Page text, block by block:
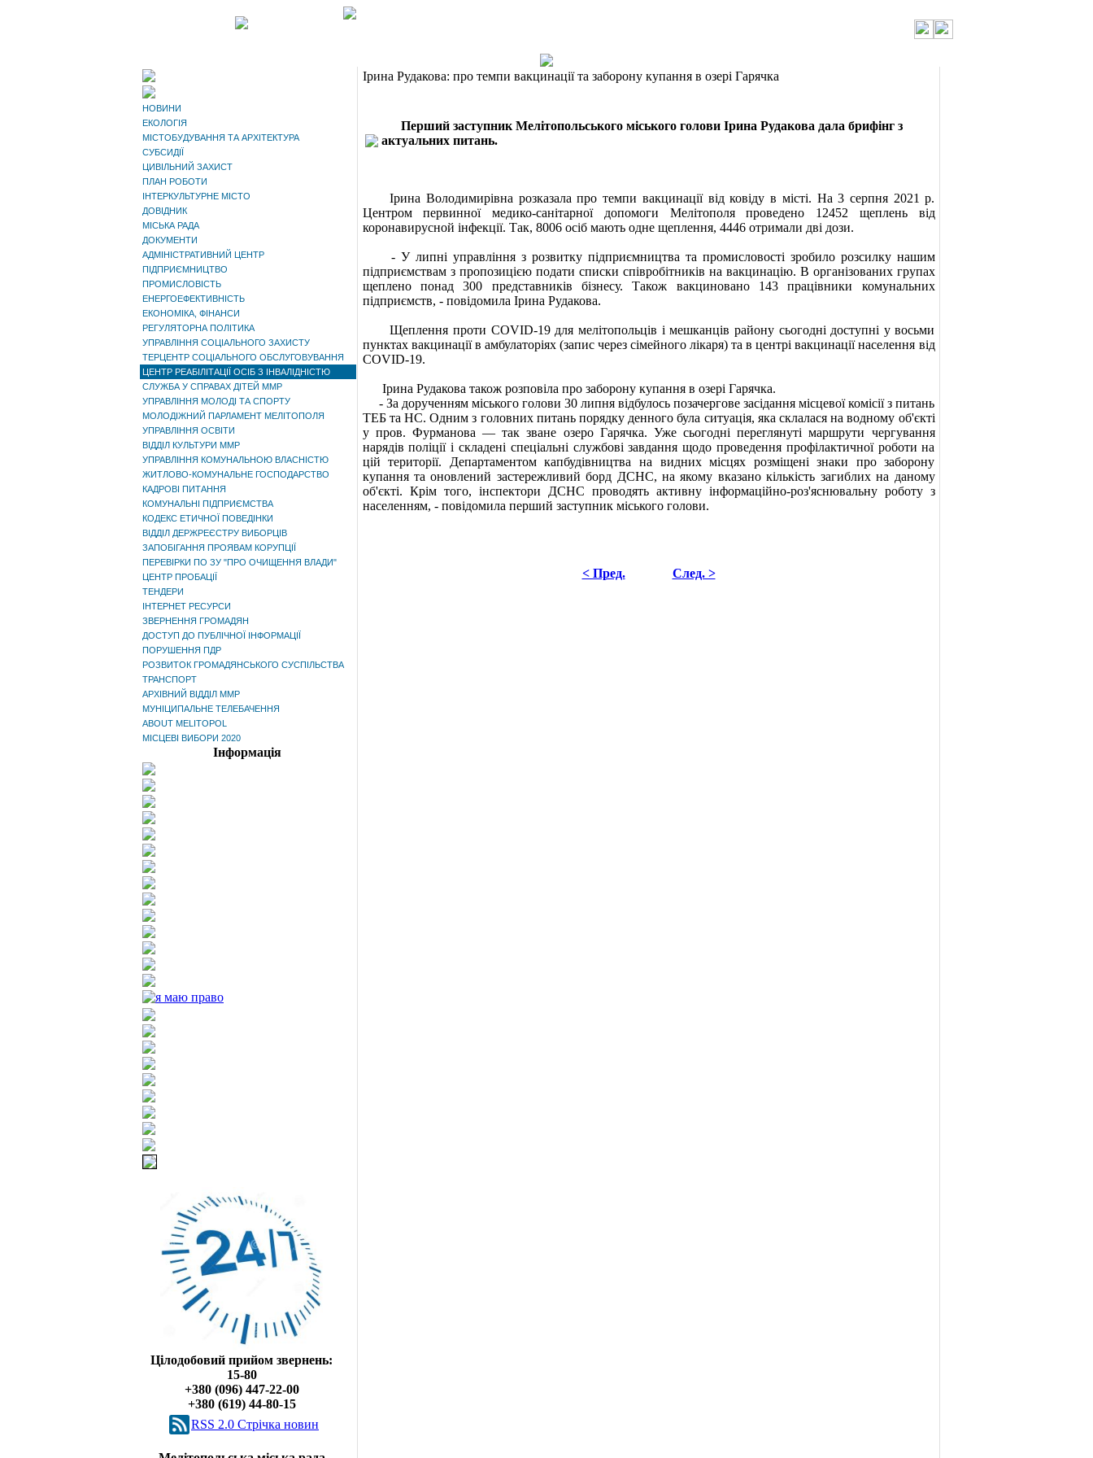
НОВИНИ
ЕКОЛОГІЯ
МІСТОБУДУВАННЯ ТА АРХІТЕКТУРА
СУБСИДІЇ
ЦИВІЛЬНИЙ ЗАХИСТ
ПЛАН РОБОТИ
ІНТЕРКУЛЬТУРНЕ МІСТО
ДОВІДНИК
МІСЬКА РАДА
ДОКУМЕНТИ
АДМІНІСТРАТИВНИЙ ЦЕНТР
ПІДПРИЄМНИЦТВО
ПРОМИСЛОВІСТЬ
ЕНЕРГОЕФЕКТИВНІСТЬ
ЕКОНОМІКА, ФІНАНСИ
РЕГУЛЯТОРНА ПОЛІТИКА
УПРАВЛІННЯ СОЦІАЛЬНОГО ЗАХИСТУ
ТЕРЦЕНТР СОЦІАЛЬНОГО ОБСЛУГОВУВАННЯ
ЦЕНТР РЕАБІЛІТАЦІЇ ОСІБ З ІНВАЛІДНІСТЮ
СЛУЖБА У СПРАВАХ ДІТЕЙ ММР
УПРАВЛІННЯ МОЛОДІ ТА СПОРТУ
МОЛОДІЖНИЙ ПАРЛАМЕНТ МЕЛІТОПОЛЯ
УПРАВЛІННЯ ОСВІТИ
ВІДДІЛ КУЛЬТУРИ ММР
УПРАВЛІННЯ КОМУНАЛЬНОЮ ВЛАСНІСТЮ
ЖИТЛОВО-КОМУНАЛЬНЕ ГОСПОДАРСТВО
КАДРОВІ ПИТАННЯ
КОМУНАЛЬНІ ПІДПРИЄМСТВА
КОДЕКС ЕТИЧНОЇ ПОВЕДІНКИ
ВІДДІЛ ДЕРЖРЕЄСТРУ ВИБОРЦІВ
ЗАПОБІГАННЯ ПРОЯВАМ КОРУПЦІЇ
ПЕРЕВІРКИ ПО ЗУ "ПРО ОЧИЩЕННЯ ВЛАДИ"
ЦЕНТР ПРОБАЦІЇ
ТЕНДЕРИ
ІНТЕРНЕТ РЕСУРСИ
ЗВЕРНЕННЯ ГРОМАДЯН
ДОСТУП ДО ПУБЛІЧНОЇ ІНФОРМАЦІЇ
ПОРУШЕННЯ ПДР
РОЗВИТОК ГРОМАДЯНСЬКОГО СУСПІЛЬСТВА
ТРАНСПОРТ
АРХІВНИЙ ВІДДІЛ ММР
МУНІЦИПАЛЬНЕ ТЕЛЕБАЧЕННЯ
ABOUT MELITOPOL
МІСЦЕВІ ВИБОРИ 2020
Інформація
Цілодобовий прийом звернень:
15-80
+380 (096) 447-22-00
+380 (619) 44-80-15
RSS 2.0 Cтрічка новин
Ірина Рудакова: про темпи вакцинації та заборону купання в озері Гарячка
Перший заступник Мелітопольського міського голови Ірина Рудакова дала брифінг з
актуальних питань.
Ірина Володимирівна розказала про темпи вакцинації від ковіду в місті. На 3 серпня 2021 р.
Центром первинної медико-санітарної допомоги Мелітополя проведено 12452 щеплень від
коронавирусной інфекції. Так, 8006 осіб мають одне щеплення, 4446 отримали дві дози.
- У липні управління з розвитку підприємництва та промисловості зробило розсилку нашим
підприємствам з пропозицією подати списки співробітників на вакцинацію. В організованих групах
щеплено понад 300 представників бізнесу. Також вакциновано 143 працівники комунальних
підприємств, - повідомила Ірина Рудакова.
Щеплення проти COVID-19 для мелітопольців і мешканців району сьогодні доступні у восьми
пунктах вакцинації в амбулаторіях (запис через сімейного лікаря) та в центрі вакцинації населення від
COVID-19.
Ірина Рудакова також розповіла про заборону купання в озері Гарячка.
- За дорученням міського голови 30 липня відбулось позачергове засідання місцевої комісії з питань
ТЕБ та НС. Одним з головних питань порядку денного була ситуація, яка склалася на водному об'єкті
у пров. Фурманова — так зване озеро Гарячка. Уже сьогодні переглянуті маршрути чергування
нарядів поліції і складені спеціальні службові завдання щодо проведення профілактичної роботи на
цій території. Департаментом капбудівництва на видних місцях розміщені знаки про заборону
купання та оновлений застережливий борд ДСНС, на якому вказано кількість загиблих на даному
об'єкті. Крім того, інспектори ДСНС проводять активну інформаційно-роз'яснювальну роботу з
населенням, - повідомила перший заступник міського голови.
< Пред. След. >